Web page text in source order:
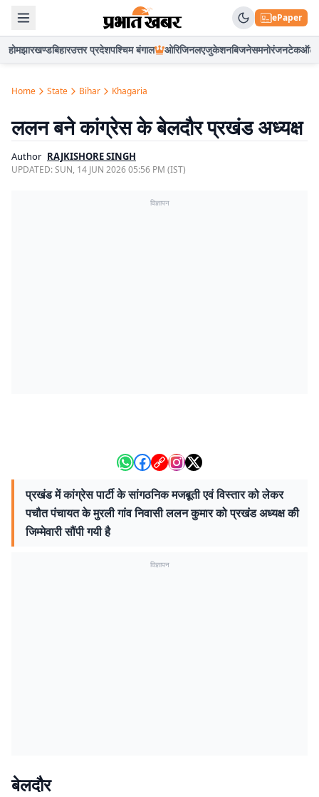
ePaper
होमझारखण्डबिहारउत्तर प्रदेशपश्चिम बंगाल ओरिजिनलएजुकेशनबिजनेसमनोरंजनटेकऑटो
Home State Bihar Khagaria
ललन बने कांग्रेस के बेलदौर प्रखंड अध्यक्ष
Author RAJKISHORE SINGH
UPDATED:SUN, 14 JUN 2026 05:56 PM (IST)
विज्ञापन
प्रखंड में कांग्रेस पार्टी के सांगठनिक मजबूती एवं विस्तार को लेकर
पचौत पंचायत के मुरली गांव निवासी ललन कुमार को प्रखंड अध्यक्ष की
जिम्मेवारी सौंपी गयी है
विज्ञापन
बेलदौर